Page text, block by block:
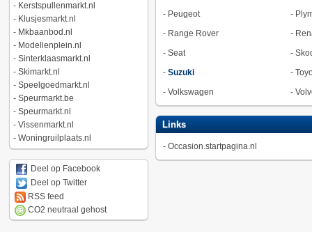
- Kerstspullenmarkt.nl
- Klusjesmarkt.nl
- Mkbaanbod.nl
- Modellenplein.nl
- Sinterklaasmarkt.nl
- Skimarkt.nl
- Speelgoedmarkt.nl
- Speurmarkt.be
- Speurmarkt.nl
- Vissenmarkt.nl
- Woningruilplaats.nl
Deel op Facebook
Deel op Twitter
RSS feed
CO2 neutraal gehost
- Peugeot -
- Range Rover -
- Seat -
- Suzuki -
- Volkswagen -
Links
- Occasion.startpagina.nl